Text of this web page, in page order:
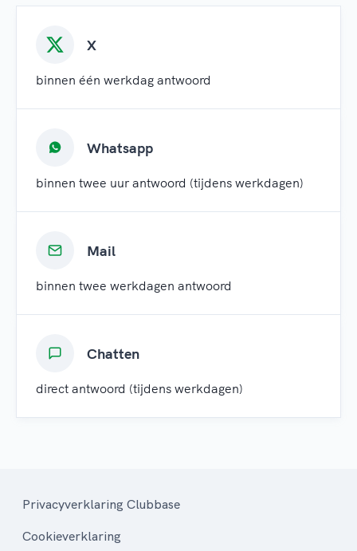
X
binnen één werkdag antwoord
Whatsapp
binnen twee uur antwoord (tijdens werkdagen)
Mail
binnen twee werkdagen antwoord
Chatten
direct antwoord (tijdens werkdagen)
Privacyverklaring Clubbase
Cookieverklaring